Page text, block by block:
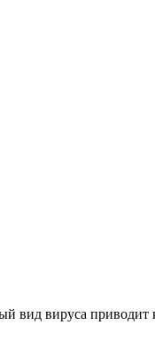
вид вируса